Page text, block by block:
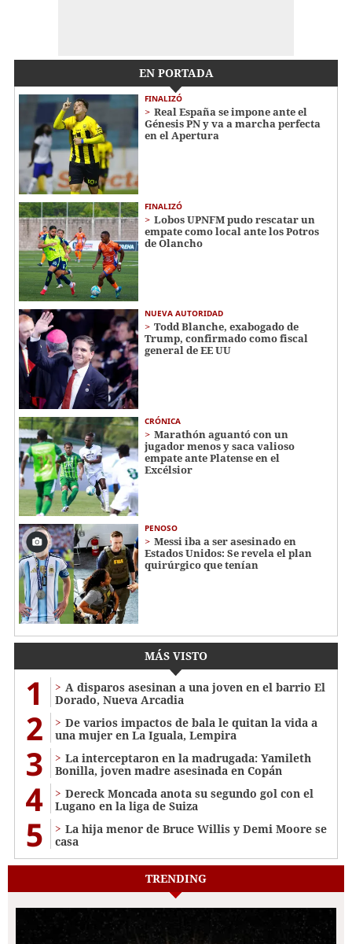
EN PORTADA
FINALIZÓ
Real España se impone ante el
Génesis PN y va a marcha perfecta
en el Apertura
FINALIZÓ
Lobos UPNFM pudo rescatar un
empate como local ante los Potros
de Olancho
NUEVA AUTORIDAD
Todd Blanche, exabogado de
Trump, confirmado como fiscal
general de EE UU
CRÓNICA
Marathón aguantó con un
jugador menos y saca valioso
empate ante Platense en el
Excélsior
PENOSO
Messi iba a ser asesinado en
Estados Unidos: Se revela el plan
quirúrgico que tenían
MÁS VISTO
1
A disparos asesinan a una joven en el barrio El
Dorado, Nueva Arcadia
2
De varios impactos de bala le quitan la vida a
una mujer en La Iguala, Lempira
3
La interceptaron en la madrugada: Yamileth
Bonilla, joven madre asesinada en Copán
4
Dereck Moncada anota su segundo gol con el
Lugano en la liga de Suiza
5
La hija menor de Bruce Willis y Demi Moore se
casa
TRENDING